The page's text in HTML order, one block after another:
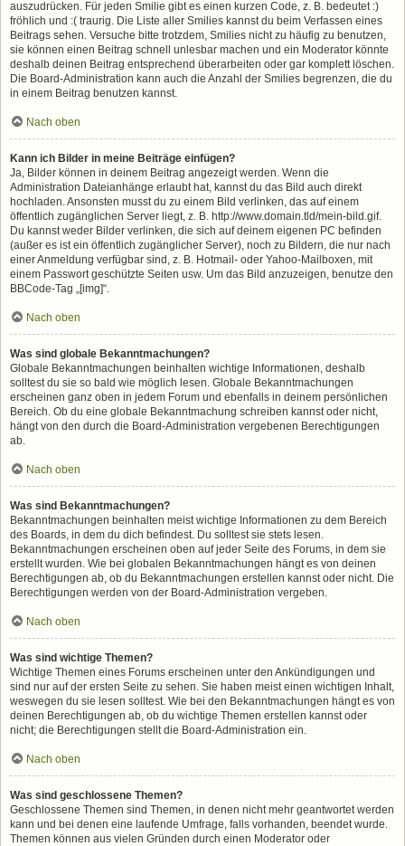
auszudrücken. Für jeden Smilie gibt es einen kurzen Code, z. B. bedeutet :)
fröhlich und :( traurig. Die Liste aller Smilies kannst du beim Verfassen eines
Beitrags sehen. Versuche bitte trotzdem, Smilies nicht zu häufig zu benutzen,
sie können einen Beitrag schnell unlesbar machen und ein Moderator könnte
deshalb deinen Beitrag entsprechend überarbeiten oder gar komplett löschen.
Die Board-Administration kann auch die Anzahl der Smilies begrenzen, die du
in einem Beitrag benutzen kannst.
Nach oben
Kann ich Bilder in meine Beiträge einfügen?
Ja, Bilder können in deinem Beitrag angezeigt werden. Wenn die
Administration Dateianhänge erlaubt hat, kannst du das Bild auch direkt
hochladen. Ansonsten musst du zu einem Bild verlinken, das auf einem
öffentlich zugänglichen Server liegt, z. B. http://www.domain.tld/mein-bild.gif.
Du kannst weder Bilder verlinken, die sich auf deinem eigenen PC befinden
(außer es ist ein öffentlich zugänglicher Server), noch zu Bildern, die nur nach
einer Anmeldung verfügbar sind, z. B. Hotmail- oder Yahoo-Mailboxen, mit
einem Passwort geschützte Seiten usw. Um das Bild anzuzeigen, benutze den
BBCode-Tag „[img]“.
Nach oben
Was sind globale Bekanntmachungen?
Globale Bekanntmachungen beinhalten wichtige Informationen, deshalb
solltest du sie so bald wie möglich lesen. Globale Bekanntmachungen
erscheinen ganz oben in jedem Forum und ebenfalls in deinem persönlichen
Bereich. Ob du eine globale Bekanntmachung schreiben kannst oder nicht,
hängt von den durch die Board-Administration vergebenen Berechtigungen
ab.
Nach oben
Was sind Bekanntmachungen?
Bekanntmachungen beinhalten meist wichtige Informationen zu dem Bereich
des Boards, in dem du dich befindest. Du solltest sie stets lesen.
Bekanntmachungen erscheinen oben auf jeder Seite des Forums, in dem sie
erstellt wurden. Wie bei globalen Bekanntmachungen hängt es von deinen
Berechtigungen ab, ob du Bekanntmachungen erstellen kannst oder nicht. Die
Berechtigungen werden von der Board-Administration vergeben.
Nach oben
Was sind wichtige Themen?
Wichtige Themen eines Forums erscheinen unter den Ankündigungen und
sind nur auf der ersten Seite zu sehen. Sie haben meist einen wichtigen Inhalt,
weswegen du sie lesen solltest. Wie bei den Bekanntmachungen hängt es von
deinen Berechtigungen ab, ob du wichtige Themen erstellen kannst oder
nicht; die Berechtigungen stellt die Board-Administration ein.
Nach oben
Was sind geschlossene Themen?
Geschlossene Themen sind Themen, in denen nicht mehr geantwortet werden
kann und bei denen eine laufende Umfrage, falls vorhanden, beendet wurde.
Themen können aus vielen Gründen durch einen Moderator oder